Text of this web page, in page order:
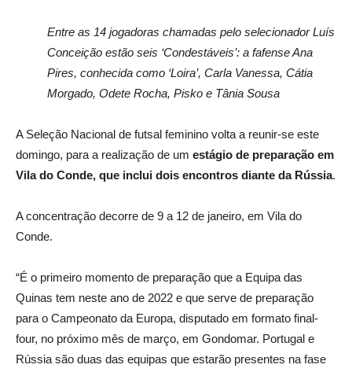
Entre as 14 jogadoras chamadas pelo selecionador Luís
Conceição estão seis ‘Condestáveis’: a fafense Ana
Pires, conhecida como ‘Loira’, Carla Vanessa, Cátia
Morgado, Odete Rocha, Pisko e Tânia Sousa
A Seleção Nacional de futsal feminino volta a reunir-se este
domingo, para a realização de um estágio de preparação em
Vila do Conde, que inclui dois encontros diante da Rússia.
A concentração decorre de 9 a 12 de janeiro, em Vila do
Conde.
“É o primeiro momento de preparação que a Equipa das
Quinas tem neste ano de 2022 e que serve de preparação
para o Campeonato da Europa, disputado em formato final-
four, no próximo mês de março, em Gondomar. Portugal e
Rússia são duas das equipas que estarão presentes na fase